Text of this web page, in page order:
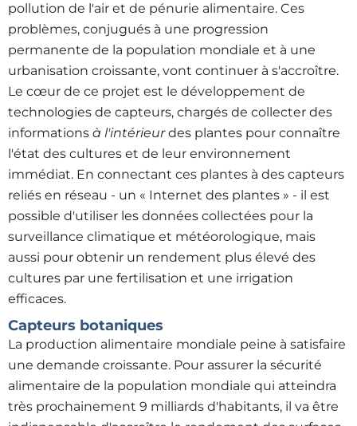
pollution de l'air et de pénurie alimentaire. Ces
problèmes, conjugués à une progression
permanente de la population mondiale et à une
urbanisation croissante, vont continuer à s'accroître.
Le cœur de ce projet est le développement de
technologies de capteurs, chargés de collecter des
informations à l'intérieurdes plantes pour connaître
l'état des cultures et de leur environnement
immédiat. En connectant ces plantes à des capteurs
reliés en réseau - un « Internet des plantes » - il est
possible d'utiliser les données collectées pour la
surveillance climatique et météorologique, mais
aussi pour obtenir un rendement plus élevé des
cultures par une fertilisation et une irrigation
efficaces.
Capteurs botaniques
La production alimentaire mondiale peine à satisfaire
une demande croissante. Pour assurer la sécurité
alimentaire de la population mondiale qui atteindra
très prochainement 9 milliards d'habitants, il va être